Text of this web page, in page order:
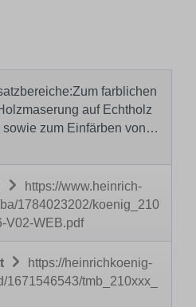
farblichen
auf Echtholz
sowie zum Einfärben von…
https://www.heinrich-
1784023202/koenig_210
V02-WEB.pdf
https://heinrichkoenig-
tmb_210xxx_